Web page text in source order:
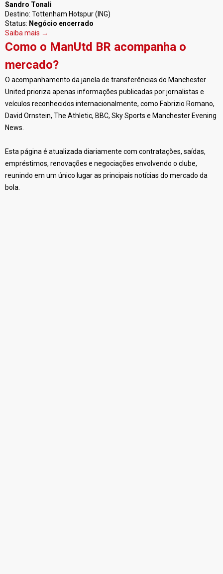
Sandro Tonali
Destino: Tottenham Hotspur (ING)
Status: Negócio encerrado
Saiba mais →
Como o ManUtd BR acompanha o
mercado?
O acompanhamento da janela de transferências do Manchester
United prioriza apenas informações publicadas por jornalistas e
veículos reconhecidos internacionalmente, como Fabrizio Romano,
David Ornstein, The Athletic, BBC, Sky Sports e Manchester Evening
News.
Esta página é atualizada diariamente com contratações, saídas,
empréstimos, renovações e negociações envolvendo o clube,
reunindo em um único lugar as principais notícias do mercado da
bola.